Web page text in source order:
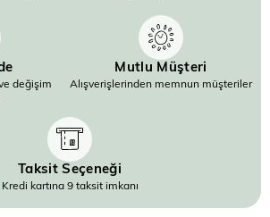
değişim
Mutlu Müşteri
Alışverişlerinden memnun müşteriler
Taksit Seçeneği
Kredi kartına 9 taksit imkanı